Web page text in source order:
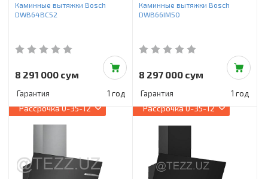
Каминные вытяжки Bosch
DWB64BC52
8 291 000 сум
Гарантия 1 год
Каминные вытяжки Bosch
DWB66IM50
8 297 000 сум
Гарантия 1 год
Рассрочка0-35-12 Рассрочка0-35-12